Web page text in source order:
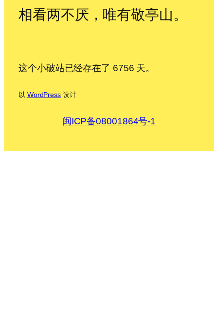
相看两不厌，唯有敬亭山。
这个小破站已经存在了 6756 天。
以 WordPress设计
闽ICP备08001864号-1